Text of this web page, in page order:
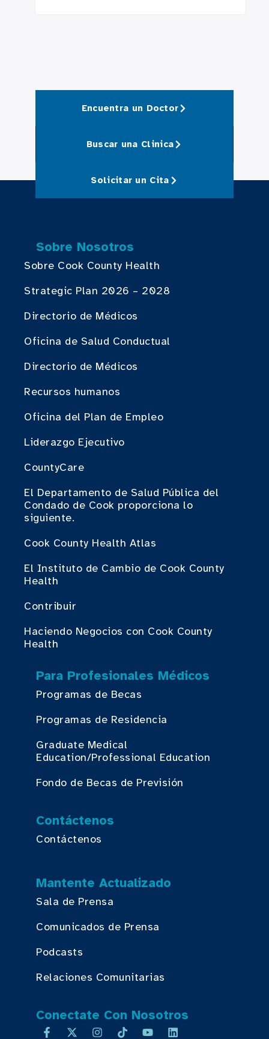
Encuentra un Doctor
Buscar una Clinica
Solicitar un Cita
Sobre Nosotros
Sobre Cook County Health
Strategic Plan 2026 – 2028
Directorio de Médicos
Oficina de Salud Conductual
Directorio de Médicos
Recursos humanos
Oficina del Plan de Empleo
Liderazgo Ejecutivo
CountyCare
El Departamento de Salud Pública del
Condado de Cook proporciona lo
siguiente.
Cook County Health Atlas
El Instituto de Cambio de Cook County
Health
Contribuir
Haciendo Negocios con Cook County
Health
Para Profesionales Médicos
Programas de Becas
Programas de Residencia
Graduate Medical
Education/Professional Education
Fondo de Becas de Previsión
Contáctenos
Contáctenos
Mantente Actualizado
Sala de Prensa
Comunicados de Prensa
Podcasts
Relaciones Comunitarias
Conectate Con Nosotros